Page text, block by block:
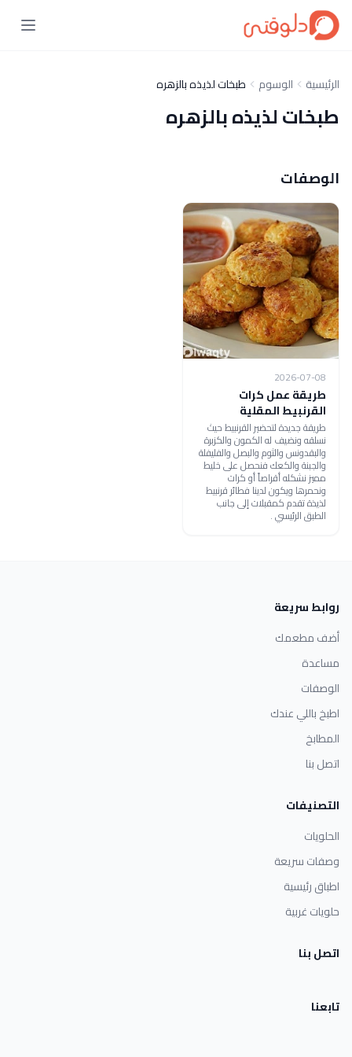
الرئيسية الوسوم طبخات لذيذه بالزهره
طبخات لذيذه بالزهره
الوصفات
2026-07-08
طريقة عمل كرات
القرنبيط المقلية
طريقة جديدة لتحضير القرنبيط حيث
نسلقه ونضيف له الكمون والكزبرة
والبقدونس والثوم والبصل والفليفلة
والجبنة والكعك فنحصل على خليط
مميز نشكله أقراصاً أو كرات
ونحمرها ويكون لدينا فطائر قرنبيط
لذيذة تقدم كمقبلات إلى جانب
الطبق الرئيسي .
روابط سريعة
أضف مطعمك
مساعدة
الوصفات
اطبخ باللي عندك
المطابخ
اتصل بنا
التصنيفات
الحلويات
وصفات سريعة
اطباق رئيسية
حلويات غربية
اتصل بنا
تابعنا